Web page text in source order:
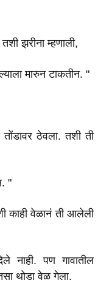
झरीना म्हणाली,
मारुन टाकतीन. "
ठेवला. तशी ती
"
काही वेळानं ती आलेली
नाही. पण गावातील
थोडा वेळ गेला.